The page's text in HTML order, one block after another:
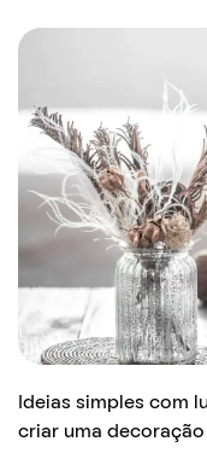
Ideias simples com
criar uma